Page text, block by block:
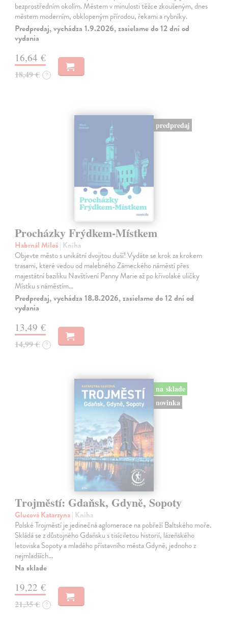
bezprostředním okolím. Městem v minulosti těžce zkoušeným, dnes
městem moderním, obklopeným přírodou, řekami a rybníky.
Predpredaj, vychádza 1.9.2026, zasielame do 12 dní od
vydania
16,64 €
18,49 € ?
predpredaj
Procházky Frýdkem-Místkem
Habrnál Miloš| Kniha
Objevte město s unikátní dvojitou duší! Vydáte se krok za krokem
trasami, které vedou od malebného Zámeckého náměstí přes
majestátní baziliku Navštívení Panny Marie až po křivolaké uličky
Místku s náměstím…
Predpredaj, vychádza 18.8.2026, zasielame do 12 dní od
vydania
13,49 €
14,99 € ?
na sklade
novinka
Trojměstí: Gdaňsk, Gdyně, Sopoty
Glucová Katarzyna| Kniha
Polské Trojměstí je jedinečná aglomerace na pobřeží Baltského moře.
Skládá se z důstojného Gdaňsku s tisíciletou historií, lázeňského
letoviska Sopoty a mladého přístavního města Gdyně, jednoho z
nejmladších…
Na sklade
19,22 €
21,35 € ?